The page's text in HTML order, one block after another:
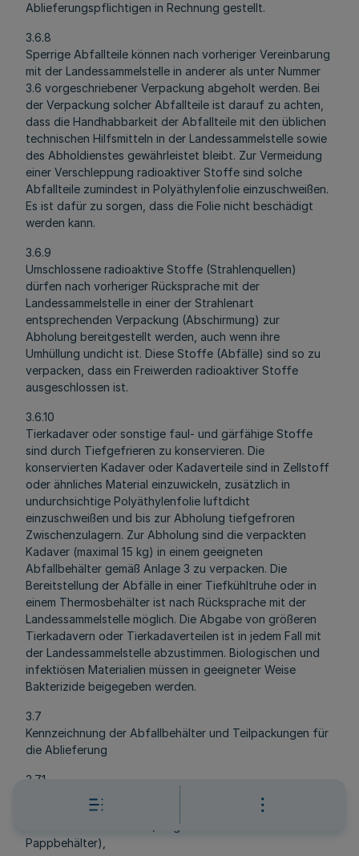
Ablieferungspflichtigen in Rechnung gestellt.
3.6.8
Sperrige Abfallteile können nach vorheriger Vereinbarung
mit der Landessammelstelle in anderer als unter Nummer
3.6 vorgeschriebener Verpackung abgeholt werden. Bei
der Verpackung solcher Abfallteile ist darauf zu achten,
dass die Handhabbarkeit der Abfallteile mit den üblichen
technischen Hilfsmitteln in der Landessammelstelle sowie
des Abholdienstes gewährleistet bleibt. Zur Vermeidung
einer Verschleppung radioaktiver Stoffe sind solche
Abfallteile zumindest in Polyäthylenfolie einzuschweißen.
Es ist dafür zu sorgen, dass die Folie nicht beschädigt
werden kann.
3.6.9
Umschlossene radioaktive Stoffe (Strahlenquellen)
dürfen nach vorheriger Rücksprache mit der
Landessammelstelle in einer der Strahlenart
entsprechenden Verpackung (Abschirmung) zur
Abholung bereitgestellt werden, auch wenn ihre
Umhüllung undicht ist. Diese Stoffe (Abfälle) sind so zu
verpacken, dass ein Freiwerden radioaktiver Stoffe
ausgeschlossen ist.
3.6.10
Tierkadaver oder sonstige faul- und gärfähige Stoffe
sind durch Tiefgefrieren zu konservieren. Die
konservierten Kadaver oder Kadaverteile sind in Zellstoff
oder ähnliches Material einzuwickeln, zusätzlich in
undurchsichtige Polyäthylenfolie luftdicht
einzuschweißen und bis zur Abholung tiefgefroren
Zwischenzulagern. Zur Abholung sind die verpackten
Kadaver (maximal 15 kg) in einem geeigneten
Abfallbehälter gemäß Anlage 3 zu verpacken. Die
Bereitstellung der Abfälle in einer Tiefkühltruhe oder in
einem Thermosbehälter ist nach Rücksprache mit der
Landessammelstelle möglich. Die Abgabe von größeren
Tierkadavern oder Tierkadaverteilen ist in jedem Fall mit
der Landessammelstelle abzustimmen. Biologischen und
infektiösen Materialien müssen in geeigneter Weise
Bakterizide beigegeben werden.
3.7
Kennzeichnung der Abfallbehälter und Teilpackungen für
die Ablieferung
3.7.1
Die Abfallbehälter für radioaktive Abfälle müssen mit
- einer Behälternummer (ausgenommen 15 1
Pappbehälter),